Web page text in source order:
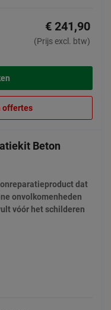
€ 241,90
(Prijs excl. btw)
offertes
Beton
dat
onvolkomenheden
vóór het schilderen